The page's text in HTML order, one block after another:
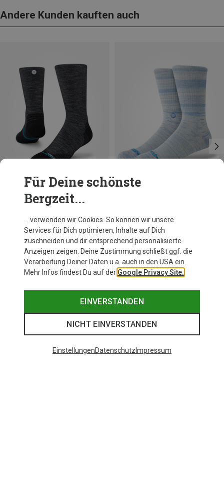
Andere Kunden kauften auch
Du sparst 30%
Stance
Marled Crew Socken
14,31 €
Für Deine schönste
Bergzeit...
… verwenden wir Cookies. So können wir unsere
Services für Dich optimieren, Inhalte auf Dich
zuschneiden und dir entsprechend personalisierte
Anzeigen zeigen. Deine Zustimmung schließt ggf. die
Verarbeitung Deiner Daten u.a. auch in den USA ein.
Mehr Infos findest Du auf der Google Privacy Site.
EINVERSTANDEN
NICHT EINVERSTANDEN
EinstellungenDatenschutz Impressum